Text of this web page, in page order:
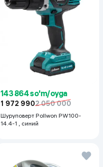
143 864 so'm/oyga
1 972 9902 050 000
Шуруповерт Pollwon PW100-
14.4-1 , синий